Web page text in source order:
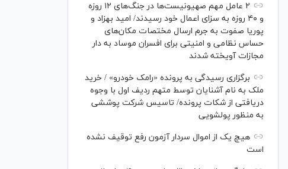
۲ عامل مهم صهیونیست‌ها در جنگ‌های ۱۲ روزه
و ۴۰ روزه به سزای اعمال خود رسیدند/ امید بهزاد و
پوریا صفوت به جرم ارسال مختصات مکان‌های
حساس نظامی و امنیتی برای افسران موساد به دار
مجازات آویخته شدند
برگزاری رسیدگی به پرونده «رامک خودرو» / خرید
ملک به نام آشنایان توسط متهم ردیف اول با وجوه
دریافتی از شکات پرونده/ تاسیس شرکت پوششی
به منظور پولشویی
هیچ یک از اموال سردار آزمون رفع توقیف نشده
است